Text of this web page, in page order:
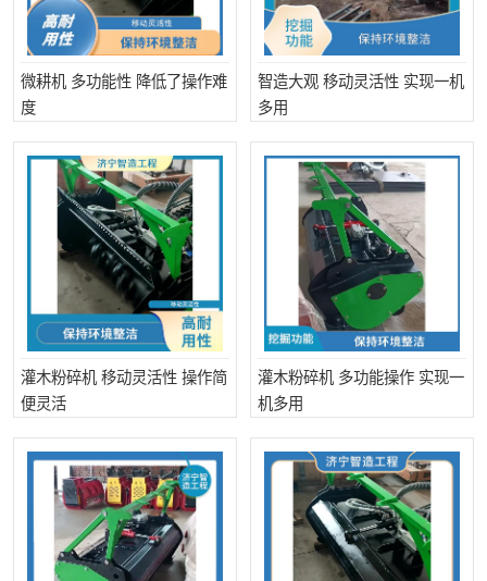
微耕机 多功能性 降低了操作难
度
智造大观 移动灵活性 实现一机
多用
灌木粉碎机 移动灵活性 操作简
便灵活
灌木粉碎机 多功能操作 实现一
机多用
滚筒筛 液压剪维修
挖掘机破碎斗 拇指夹